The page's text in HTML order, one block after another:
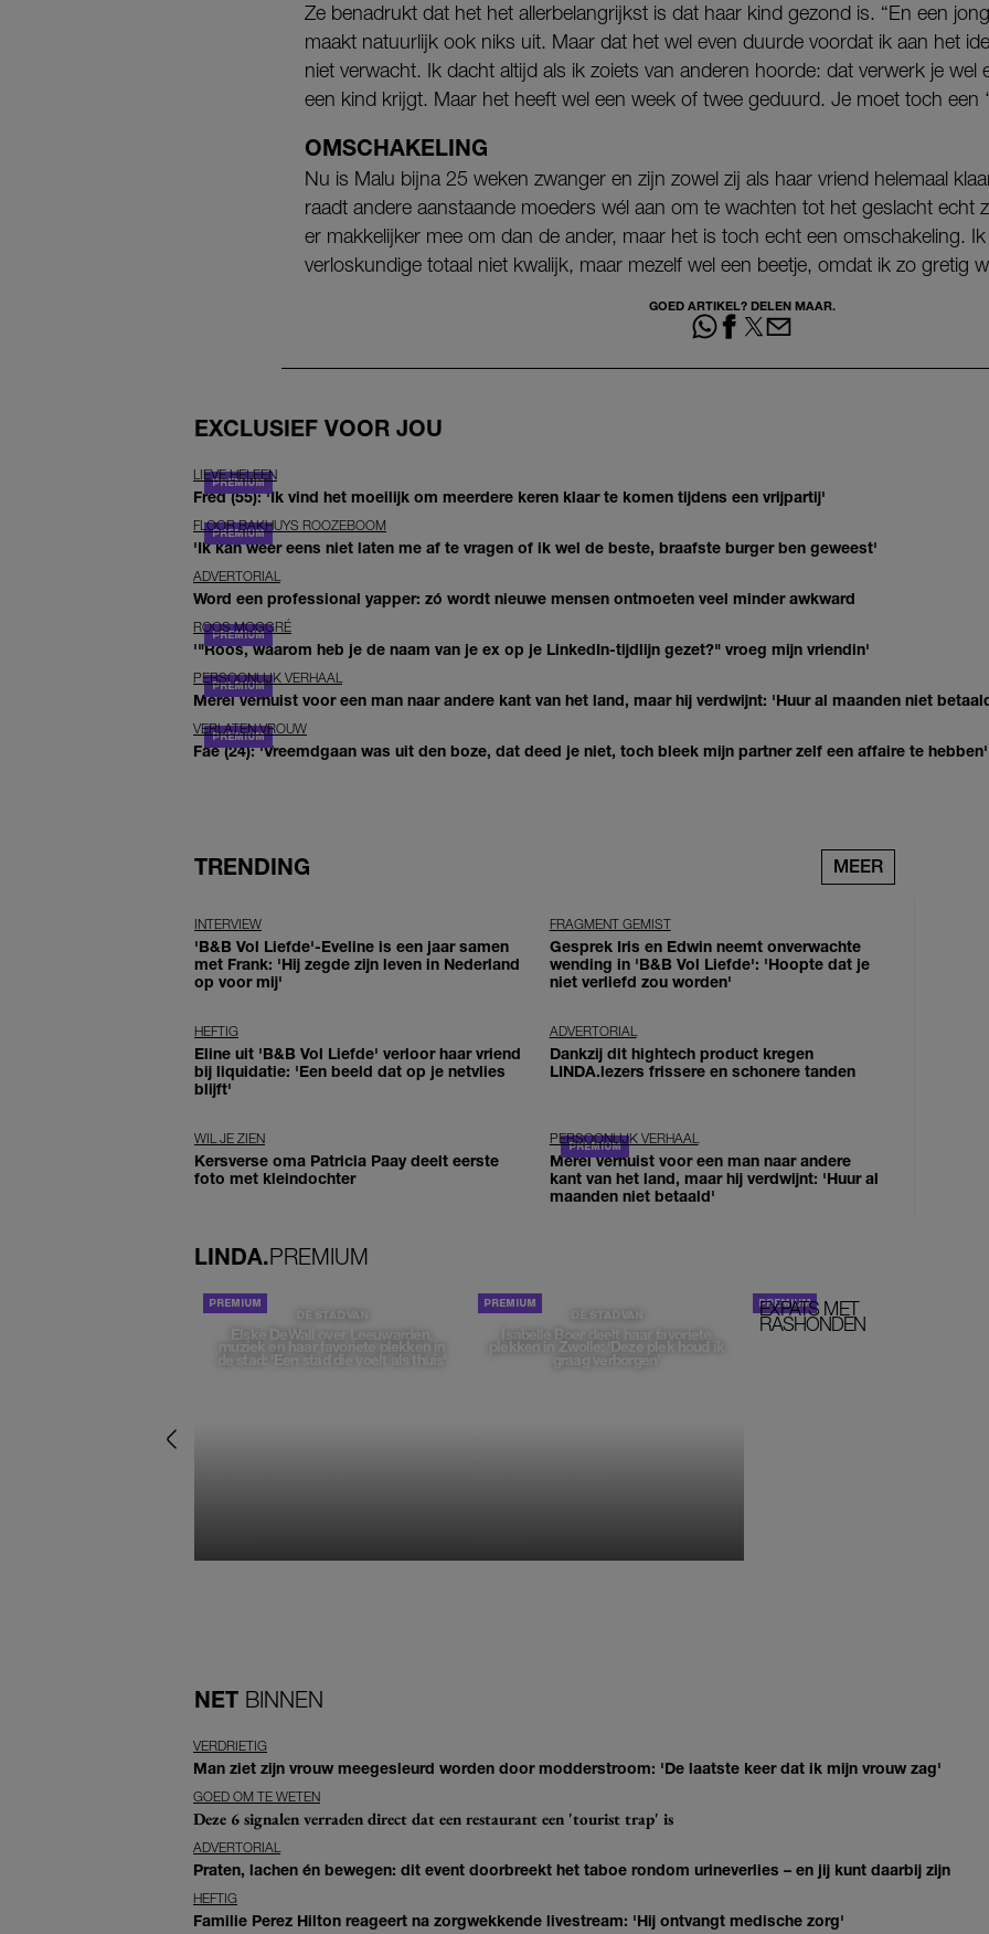
Ze benadrukt dat het het allerbelangrijkst is dat haar kind gezond is. “En een
maakt natuurlijk ook niks uit. Maar dat het wel even duurde voordat ik aan het
niet verwacht. Ik dacht altijd als ik zoiets van anderen hoorde: dat verwerk je wel
een kind krijgt. Maar het heeft wel een week of twee geduurd. Je moet toch een
OMSCHAKELING
Nu is Malu bijna 25 weken zwanger en zijn zowel zij als haar vriend helemaal
raadt andere aanstaande moeders wél aan om te wachten tot het geslacht echt
er makkelijker mee om dan de ander, maar het is toch echt een omschakeling.
verloskundige totaal niet kwalijk, maar mezelf wel een beetje, omdat ik zo gretig
GOED ARTIKEL? DELEN MAAR.
EXCLUSIEF VOOR JOU
LIEVE HELEEN
Fred (55): 'Ik vind het moeilijk om meerdere keren klaar te komen tijdens een vrijpartij'
FLOOR BAKHUYS ROOZEBOOM
'Ik kan weer eens niet laten me af te vragen of ik wel de beste, braafste burger ben geweest'
ADVERTORIAL
Word een professional yapper: zó wordt nieuwe mensen ontmoeten veel minder awkward
ROOS MOGGRÉ
'"Roos, waarom heb je de naam van je ex op je LinkedIn-tijdlijn gezet?" vroeg mijn vriendin'
PERSOONLIJK VERHAAL
Merel verhuist voor een man naar andere kant van het land, maar hij verdwijnt: 'Huur al maanden niet
VERLATEN VROUW
Fae (24): 'Vreemdgaan was uit den boze, dat deed je niet, toch bleek mijn partner zelf een affaire te hebben'
TRENDING MEER
INTERVIEW
'B&B Vol Liefde'-Eveline is een jaar samen
met Frank: 'Hij zegde zijn leven in Nederland
op voor mij'
FRAGMENT GEMIST
Gesprek Iris en Edwin neemt onverwachte
wending in 'B&B Vol Liefde': 'Hoopte dat je
niet verliefd zou worden'
HEFTIG
Eline uit 'B&B Vol Liefde' verloor haar vriend
bij liquidatie: 'Een beeld dat op je netvlies
blijft'
ADVERTORIAL
Dankzij dit hightech product kregen
LINDA.lezers frissere en schonere tanden
WIL JE ZIEN
Kersverse oma Patricia Paay deelt eerste
foto met kleindochter
PERSOONLIJK VERHAAL
Merel verhuist voor een man naar andere
kant van het land, maar hij verdwijnt: 'Huur al
maanden niet betaald'
LINDA.PREMIUM
DE STAD VAN
Elske DeWall over Leeuwarden,
muziek en haar favoriete plekken in
de stad: 'Een stad die voelt als thuis'
DE STAD VAN
Isabelle Boer deelt haar favoriete
plekken in Zwolle: 'Deze plek houd ik
graag verborgen'
EXPATS MET
RASHONDEN
NET BINNEN
VERDRIETIG
Man ziet zijn vrouw meegesleurd worden door modderstroom: 'De laatste keer dat ik mijn vrouw zag'
GOED OM TE WETEN
Deze 6 signalen verraden direct dat een restaurant een 'tourist trap' is
ADVERTORIAL
Praten, lachen én bewegen: dit event doorbreekt het taboe rondom urineverlies – en jij kunt daarbij zijn
HEFTIG
Familie Perez Hilton reageert na zorgwekkende livestream: 'Hij ontvangt medische zorg'